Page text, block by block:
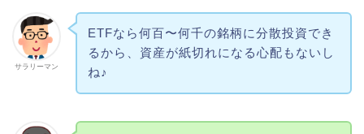
サラリーマン
ETFなら何百〜何千の銘柄に分散投資でき
るから、資産が紙切れになる心配もないし
ね♪